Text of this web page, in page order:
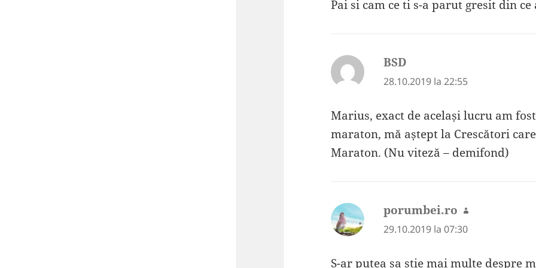
Pai si cam ce ti s-a parut gresit din
BSD
28.10.2019 la 22:55
Marius, exact de același lucru am
maraton, mă aștept la Crescători
Maraton. (Nu viteză – demifond)
porumbei.ro spune:
29.10.2019 la 07:30
S-ar putea sa stie mai multe despre